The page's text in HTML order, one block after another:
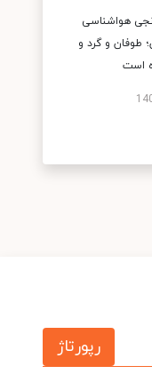
هواشناسی
طوفان و گرد و
است
رپورتاژ